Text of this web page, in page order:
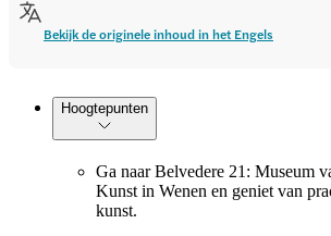
Bekijk de originele inhoud in het Engels
Hoogtepunten
Ga naar Belvedere 21: Museum
Kunst in Wenen en geniet van
kunst.